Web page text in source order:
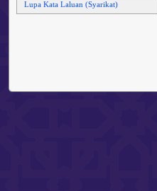
Lupa Kata Laluan (Syarikat)